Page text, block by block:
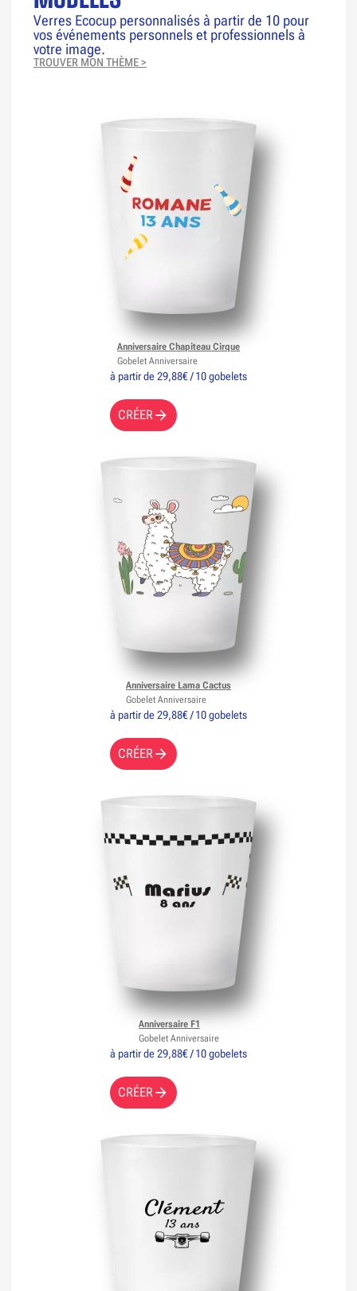
Verres Ecocup personnalisés à partir de 10 pour
vos événements personnels et professionnels à
votre image.
TROUVER MON THÈME >
à partir de 29,88€ / 10 gobelets
CRÉER
Anniversaire Chapiteau Cirque
Gobelet Anniversaire
à partir de 29,88€ / 10 gobelets
CRÉER
Anniversaire Lama Cactus
Gobelet Anniversaire
à partir de 29,88€ / 10 gobelets
CRÉER
Anniversaire F1
Gobelet Anniversaire